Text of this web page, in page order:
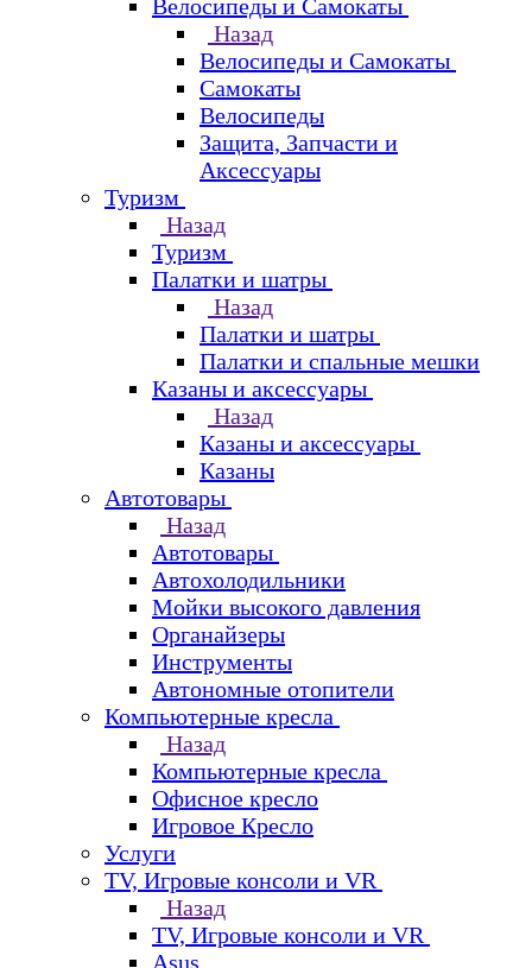
Велосипеды и Самокаты
Назад
Велосипеды и Самокаты
Самокаты
Велосипеды
Защита, Запчасти и
Аксессуары
Туризм
Назад
Туризм
Палатки и шатры
Назад
Палатки и шатры
Палатки и спальные мешки
Казаны и аксессуары
Назад
Казаны и аксессуары
Казаны
Автотовары
Назад
Автотовары
Автохолодильники
Мойки высокого давления
Органайзеры
Инструменты
Автономные отопители
Компьютерные кресла
Назад
Компьютерные кресла
Офисное кресло
Игровое Кресло
Услуги
TV, Игровые консоли и VR
Назад
TV, Игровые консоли и VR
Asus